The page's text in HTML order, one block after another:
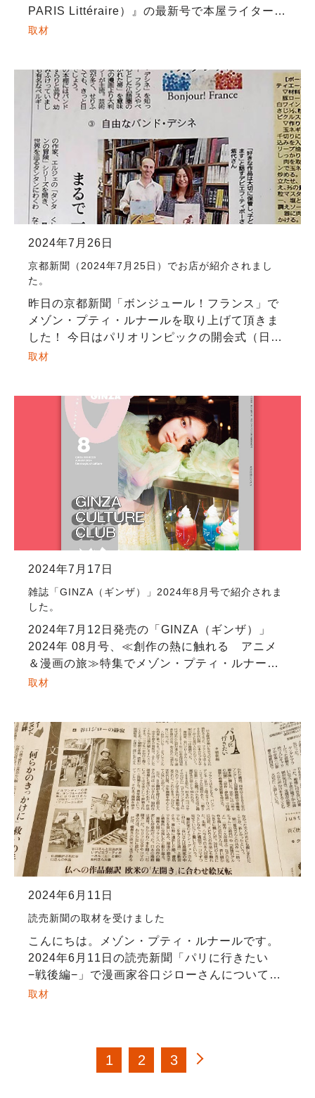
PARIS Littéraire）』の最新号で本屋ライターの
和氣正幸さんによる≪本屋散歩≫特集で
取材
2024年7月26日
京都新聞（2024年7月25日）でお店が紹介されまし
た。
昨日の京都新聞「ボンジュール！フランス」で
メゾン・プティ・ルナールを取り上げて頂きま
した！ 今日はパリオリンピックの開会式（日本
時間だと27日の夜中ですが…）。フランスの文
取材
2024年7月17日
雑誌「GINZA（ギンザ）」2024年8月号で紹介されま
した。
2024年7月12日発売の「GINZA（ギンザ）」
2024年 08月号、≪創作の熱に触れる アニメ
＆漫画の旅≫特集でメゾン・プティ・ルナール
が紹介されました。GINZA（ギンザ）読者さん
取材
2024年6月11日
読売新聞の取材を受けました
こんにちは。メゾン・プティ・ルナールです。
2024年6月11日の読売新聞「パリに行きたい
−戦後編−」で漫画家谷口ジローさんについて取
材を受けました。 ［パリに行きたい 戦後編］
取材
1 2 3